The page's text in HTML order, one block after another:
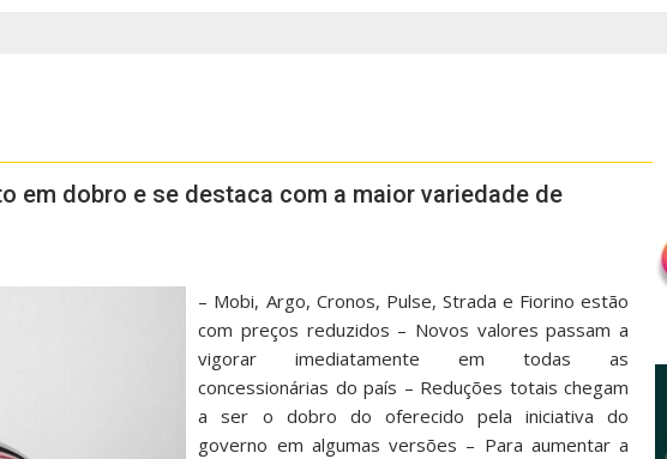
em dobro e se destaca com a maior variedade de
– Mobi, Argo, Cronos, Pulse, Strada e Fiorino estão
com preços reduzidos – Novos valores passam a
vigorar imediatamente em todas as
concessionárias do país – Reduções totais chegam
a ser o dobro do oferecido pela iniciativa do
governo em algumas versões – Para aumentar a